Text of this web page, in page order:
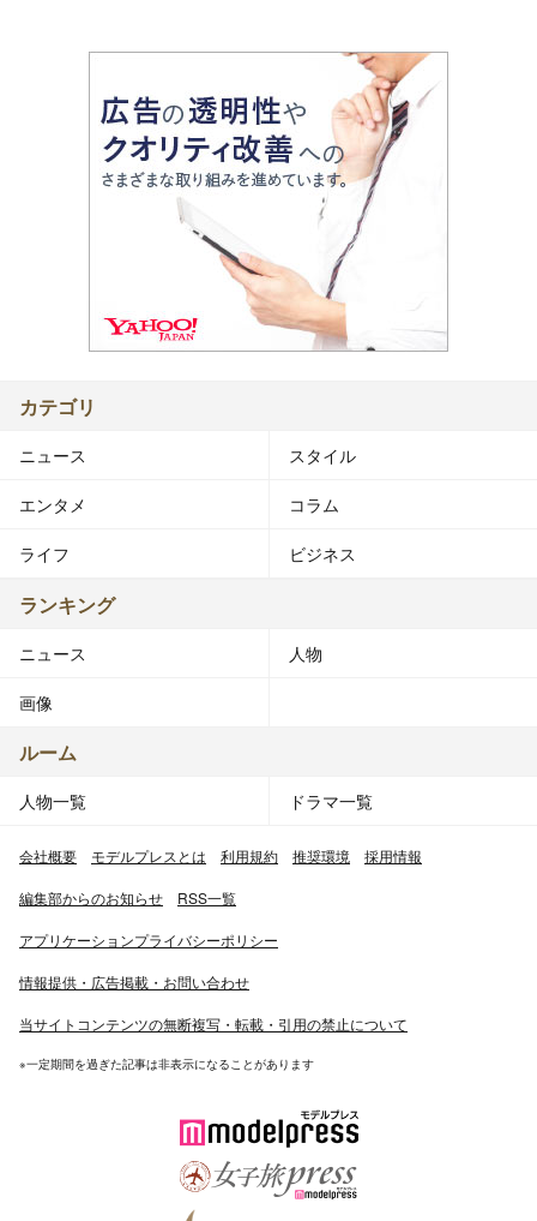
カテゴリ
ニュース スタイル
エンタメ コラム
ライフ ビジネス
ランキング
ニュース 人物
画像
ルーム
人物一覧 ドラマ一覧
会社概要 モデルプレスとは 利用規約 推奨環境 採用情報
編集部からのお知らせ RSS一覧
アプリケーションプライバシーポリシー
情報提供・広告掲載・お問い合わせ
当サイトコンテンツの無断複写・転載・引用の禁止について
※一定期間を過ぎた記事は非表示になることがあります